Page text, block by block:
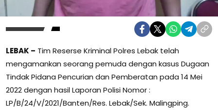
LEBAK – Tim Reserse Kriminal Polres Lebak telah
mengamankan seorang pemuda dengan kasus Dugaan
Tindak Pidana Pencurian dan Pemberatan pada 14 Mei
2022 dengan hasil Laporan Polisi Nomor :
LP/B/24/V/2021/Banten/Res. Lebak/Sek. Malingping.